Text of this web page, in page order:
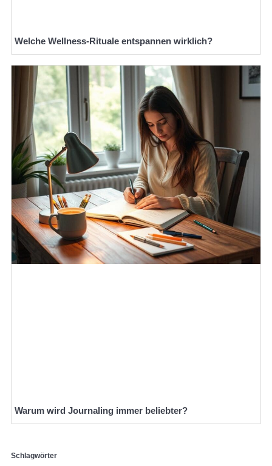
Welche Wellness-Rituale entspannen wirklich?
Warum wird Journaling immer beliebter?
Schlagwörter